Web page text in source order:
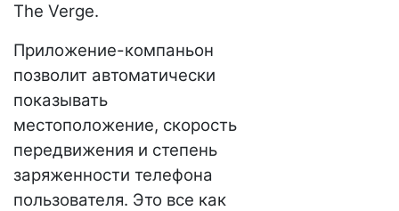
The Verge.
Приложение-компаньон
позволит автоматически
показывать
местоположение, скорость
передвижения и степень
заряженности телефона
пользователя. Это все как